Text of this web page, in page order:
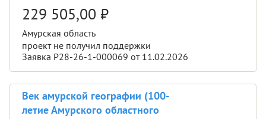
229 505,00 ₽
Амурская область
проект не получил поддержки
Заявка Р28-26-1-000069 от 11.02.2026
Век амурской географии (100-
летие Амурского областного